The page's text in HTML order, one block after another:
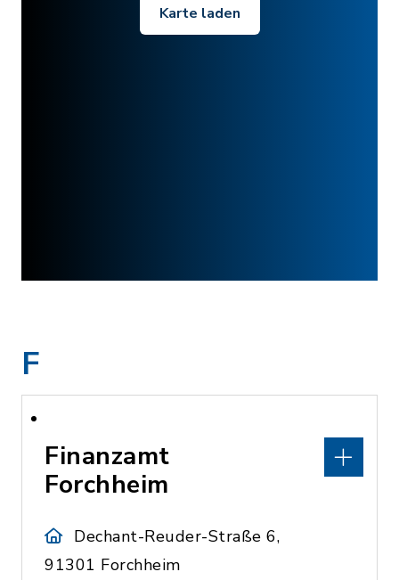
Karte laden
F
Finanzamt
Forchheim
Dechant-Reuder-Straße 6,
91301 Forchheim